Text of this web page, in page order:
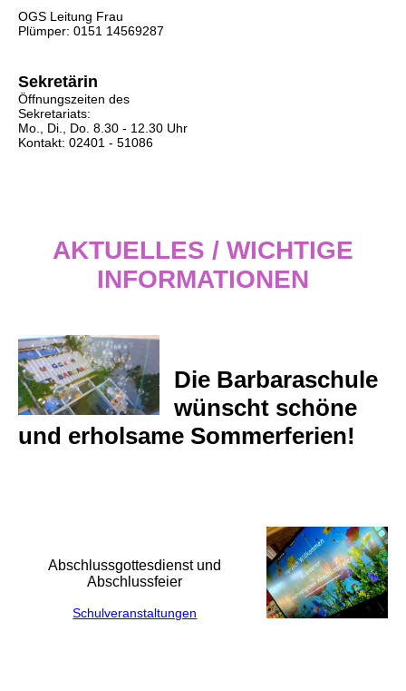
OGS Leitung Frau
Plümper: 0151 14569287
Sekretärin
Öffnungszeiten des
Sekretariats:
Mo., Di., Do. 8.30 - 12.30 Uhr
Kontakt: 02401 - 51086
AKTUELLES / WICHTIGE
INFORMATIONEN
Die Barbaraschule
wünscht schöne
und erholsame Sommerferien!
Abschlussgottesdienst und
Abschlussfeier
Schulveranstaltungen